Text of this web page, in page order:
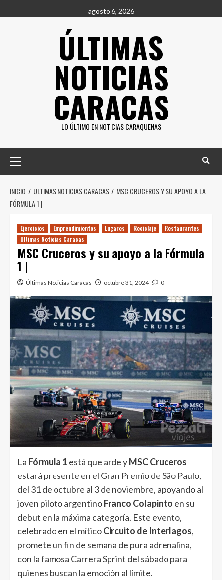
al
agosto 6, 2026
ÚLTIMAS
NOTICIAS
CARACAS
LO ÚLTIMO EN NOTICIAS CARAQUEÑAS
principal
INICIO ULTIMAS NOTICIAS CARACAS
MSC CRUCEROS Y SU APOYO A LA
FÓRMULA 1 |
Ejercicios Emprendimientos Lugares Reciclaje
Restaurantes
Ultimas Noticias Caracas
MSC Cruceros y su apoyo a la Fórmula
1 |
Últimas Noticias Caracas octubre 31, 2024 0
La Fórmula 1 está que arde yMSC Cruceros
estará presente en el Gran Premio de São Paulo,
del 31 de octubre al 3 de noviembre, apoyando al
joven piloto argentinoFranco Colapinto en su
debut en la máxima categoría. Este evento,
celebrado en el míticoCircuito de Interlagos,
promete un fin de semana de pura adrenalina,
con la famosa Carrera Sprint del sábado para
quienes buscan la emoción al límite.